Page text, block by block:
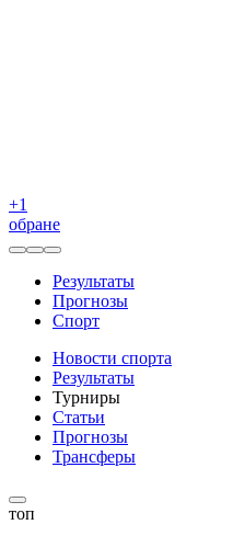
+1
обране
Результаты
Прогнозы
Спорт
Новости спорта
Результаты
Турниры
Статьи
Прогнозы
Трансферы
топ